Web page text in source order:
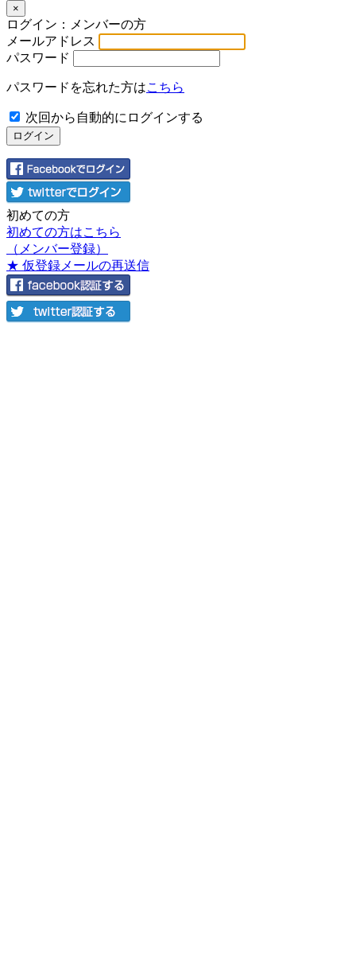
×
ログイン：メンバーの方
メールアドレス
パスワード
パスワードを忘れた方はこちら
次回から自動的にログインする
初めての方
初めての方はこちら
（メンバー登録）
★ 仮登録メールの再送信